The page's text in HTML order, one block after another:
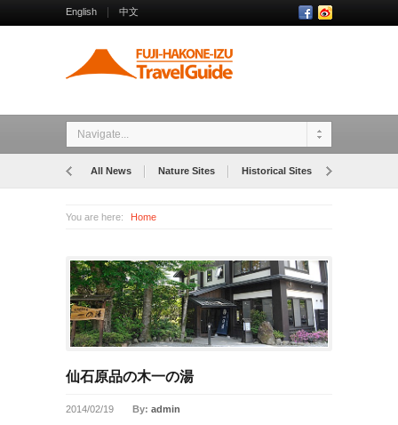
English 中文
Navigate...
All News Nature Sites Historical Sites
You are here: Home
仙石原品の木一の湯
2014/02/19 By: admin